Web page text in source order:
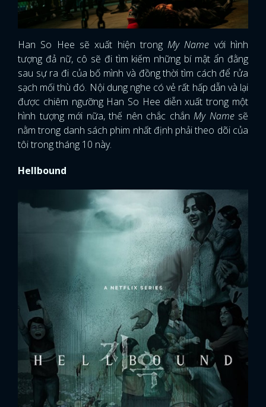
Han So Hee sẽ xuất hiện trongMy Name với hình
tượng đả nữ, cô sẽ đi tìm kiếm những bí mật ẩn đằng
sau sự ra đi của bố mình và đồng thời tìm cách để rửa
sạch mối thù đó. Nội dung nghe có vẻ rất hấp dẫn và lại
được chiêm ngưỡng Han So Hee diễn xuất trong một
hình tượng mới nữa, thế nên chắc chắn My Name sẽ
nằm trong danh sách phim nhất định phải theo dõi của
tôi trong tháng 10 này.
Hellbound